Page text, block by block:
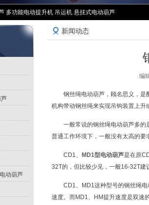
多功能电动提升机 吊运机 悬挂式电动葫芦
新闻动态
编
钢丝绳电动葫芦，顾名思义，是
机构带动钢丝绳来实现吊钩装置上升
一般常说的钢丝绳电动葫芦多的
普通工作环境下，一般没有太高的要
CD1、 MD1型电动葫芦是在原
32T的，但比较少见，一般16-32T建
CD1、MD1这种型号的钢丝绳
速度。而MD1、HM提升速度是双速
动葫芦